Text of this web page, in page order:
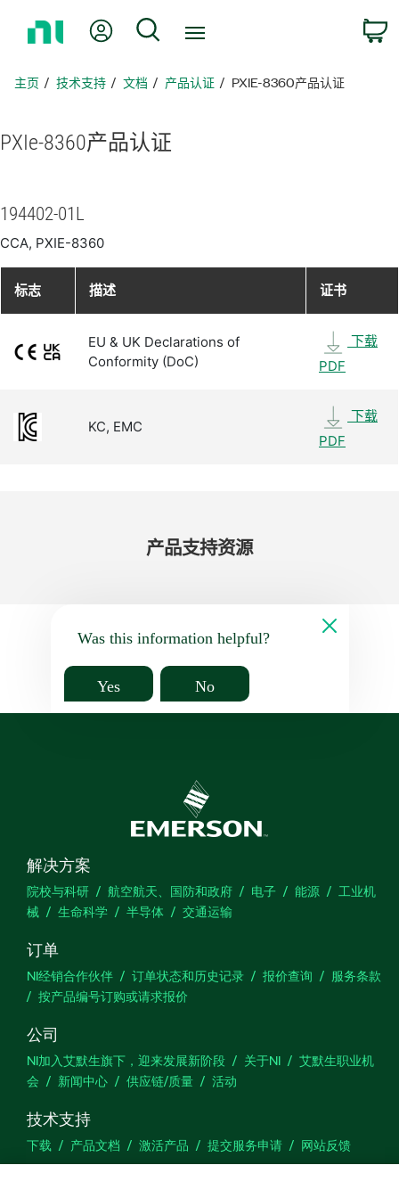
页
我的账户 搜索
主页 技术支持 文档 产品认证 PXIE-8360产品认证
PXIe-8360产品认证
194402-01L
CCA, PXIE-8360
标志 描述 证书
EU & UK Declarations of
Conformity (DoC)
下载
PDF
KC, EMC
下载
PDF
产品​支持​资源
Was this information helpful?
Yes No
解决方案
院校与科研 航空航天、国防和政府 电子 能源
工业机
械
生命科学 半导体 交通运输
订单
NI经销合作伙伴 订单状态和历史记录 报价查询
服务条款
按产品编号订购或请求报价
公司
NI加入艾默生旗下，迎来发展新阶段 关于NI
艾默生职业机
会
新闻中心 供应链/质量 活动
技术支持
下载 产品文档 激活产品 提交服务申请 网站反馈